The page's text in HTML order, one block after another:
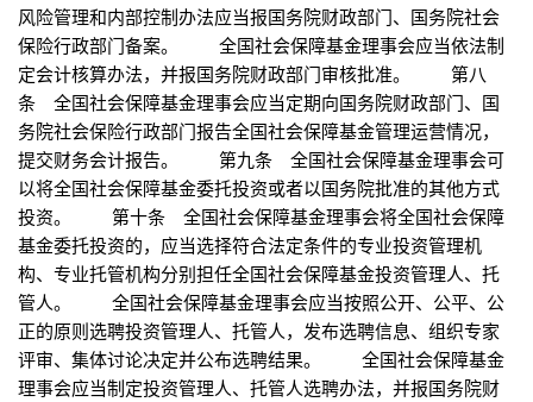
风险管理和内部控制办法应当报国务院财政部门、国务院社会
保险行政部门备案。 全国社会保障基金理事会应当依法制
定会计核算办法，并报国务院财政部门审核批准。 第八
条 全国社会保障基金理事会应当定期向国务院财政部门、国
务院社会保险行政部门报告全国社会保障基金管理运营情况，
提交财务会计报告。 第九条 全国社会保障基金理事会可
以将全国社会保障基金委托投资或者以国务院批准的其他方式
投资。 第十条 全国社会保障基金理事会将全国社会保障
基金委托投资的，应当选择符合法定条件的专业投资管理机
构、专业托管机构分别担任全国社会保障基金投资管理人、托
管人。 全国社会保障基金理事会应当按照公开、公平、公
正的原则选聘投资管理人、托管人，发布选聘信息、组织专家
评审、集体讨论决定并公布选聘结果。 全国社会保障基金
理事会应当制定投资管理人、托管人选聘办法，并报国务院财